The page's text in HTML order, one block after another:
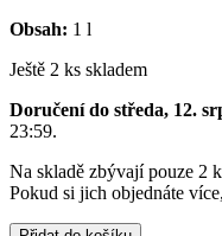
Obsah: 1 l
Ještě 2 ks skladem
Doručení do středa, 12.
23:59.
Na skladě zbývají pouze 2
Pokud si jich objednáte